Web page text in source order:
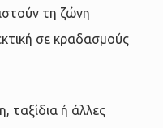
τη ζώνη
σε κραδασμούς
ταξίδια ή άλλες